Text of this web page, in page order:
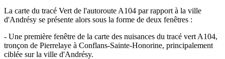
La carte du tracé Vert de l'autoroute A104 par rapport à la ville
d'Andrésy se présente alors sous la forme de deux fenêtres :
- Une première fenêtre de la carte des nuisances du tracé vert A104,
tronçon de Pierrelaye à Conflans-Sainte-Honorine, principalement
ciblée sur la ville d'Andrésy.